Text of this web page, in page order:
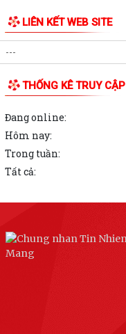
LIÊN KẾT WEB SITE
THỐNG KÊ TRUY CẬP
Đang online:
Hôm nay:
Trong tuần:
Tất cả: